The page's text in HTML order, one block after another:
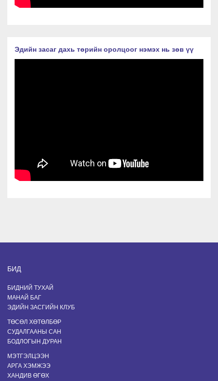
Эдийн засаг дахь төрийн оролцоог нэмэх нь зөв үү
БИД
БИДНИЙ ТУХАЙ
МАНАЙ БАГ
ЭДИЙН ЗАСГИЙН КЛУБ
ТӨСӨЛ ХӨТӨЛБӨР
СУДАЛГААНЫ САН
БОДЛОГЫН ДУРАН
МЭТГЭЛЦЭЭН
АРГА ХЭМЖЭЭ
ХАНДИВ ӨГӨХ